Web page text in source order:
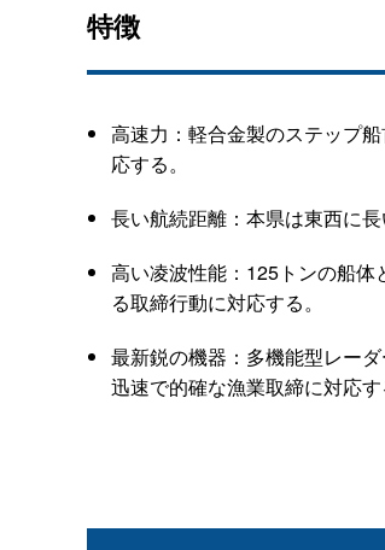
特徴
高速力：軽合金製のステップ
応する。
長い航続距離：本県は東西に
高い凌波性能：125トンの船
る取締行動に対応する。
最新鋭の機器：多機能型レー
迅速で的確な漁業取締に対応す